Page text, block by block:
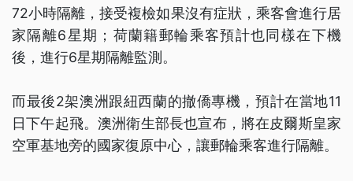
72小時隔離，接受複檢如果沒有症狀，乘客會進行居
家隔離6星期；荷蘭籍郵輪乘客預計也同樣在下機
後，進行6星期隔離監測。
而最後2架澳洲跟紐西蘭的撤僑專機，預計在當地11
日下午起飛。澳洲衛生部長也宣布，將在皮爾斯皇家
空軍基地旁的國家復原中心，讓郵輪乘客進行隔離。